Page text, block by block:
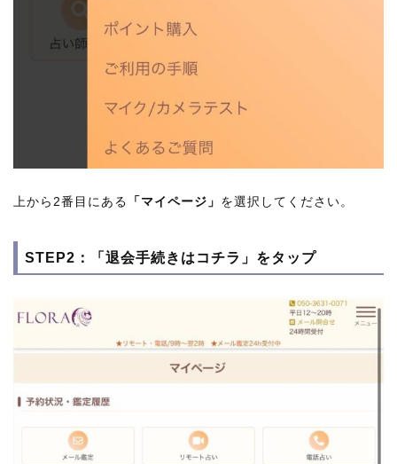
上から2番目にある 「マイページ」 を選択してください。
STEP2：「退会手続きはコチラ」をタップ